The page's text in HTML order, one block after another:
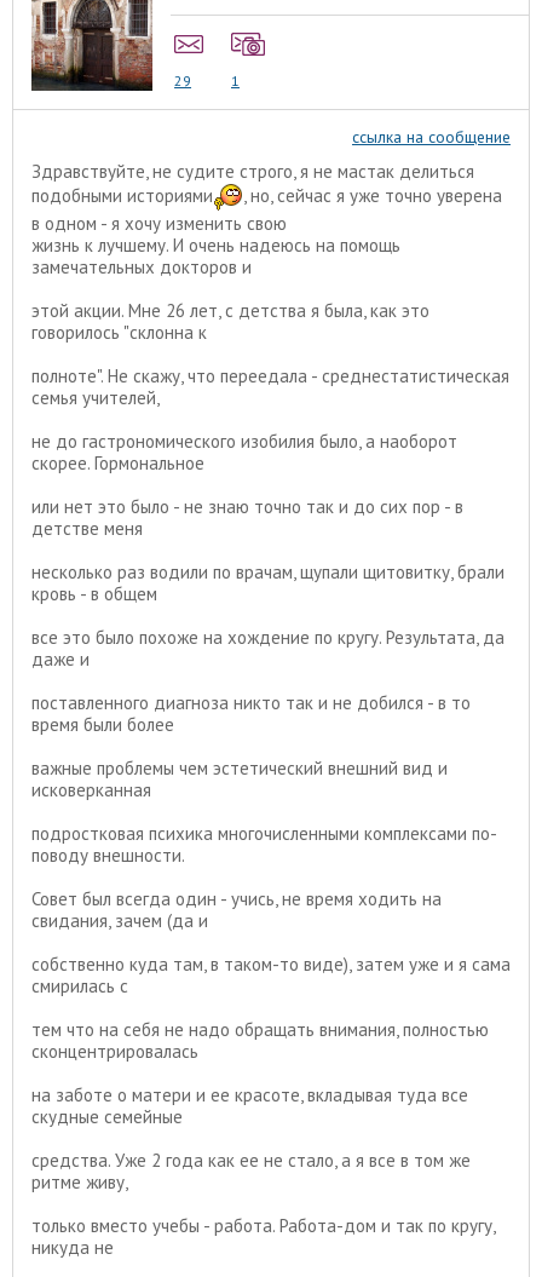
29 1
ссылка на сообщение
Здравствуйте, не судите строго, я не мастак делиться
подобными историями
, но, сейчас я уже точно уверена
в одном - я хочу изменить свою
жизнь к лучшему. И очень надеюсь на помощь
замечательных докторов и
этой акции. Мне 26 лет, с детства я была, как это
говорилось "склонна к
полноте". Не скажу, что переедала - среднестатистическая
семья учителей,
не до гастрономического изобилия было, а наоборот
скорее. Гормональное
или нет это было - не знаю точно так и до сих пор - в
детстве меня
несколько раз водили по врачам, щупали щитовитку, брали
кровь - в общем
все это было похоже на хождение по кругу. Результата, да
даже и
поставленного диагноза никто так и не добился - в то
время были более
важные проблемы чем эстетический внешний вид и
исковерканная
подростковая психика многочисленными комплексами по-
поводу внешности.
Совет был всегда один - учись, не время ходить на
свидания, зачем (да и
собственно куда там, в таком-то виде), затем уже и я сама
смирилась с
тем что на себя не надо обращать внимания, полностью
сконцентрировалась
на заботе о матери и ее красоте, вкладывая туда все
скудные семейные
средства. Уже 2 года как ее не стало, а я все в том же
ритме живу,
только вместо учебы - работа. Работа-дом и так по кругу,
никуда не